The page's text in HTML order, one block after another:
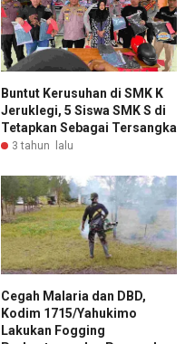
Buntut Kerusuhan di SMK K
Jeruklegi, 5 Siswa SMK S di
Tetapkan Sebagai Tersangka
3 tahun lalu
Cegah Malaria dan DBD,
Kodim 1715/Yahukimo
Lakukan Fogging